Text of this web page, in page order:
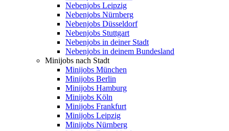
Nebenjobs Leipzig
Nebenjobs Nürnberg
Nebenjobs Düsseldorf
Nebenjobs Stuttgart
Nebenjobs in deiner Stadt
Nebenjobs in deinem Bundesland
Minijobs nach Stadt
Minijobs München
Minijobs Berlin
Minijobs Hamburg
Minijobs Köln
Minijobs Frankfurt
Minijobs Leipzig
Minijobs Nürnberg